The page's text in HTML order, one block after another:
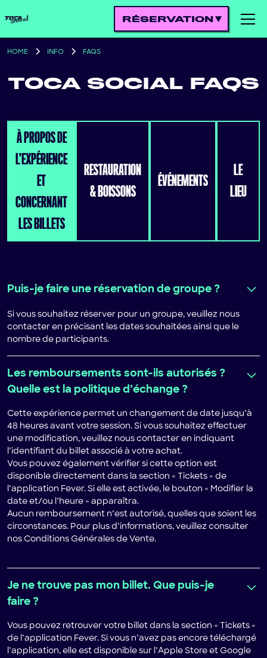
RÉSERVATION
HOME INFO FAQS
TOCA SOCIAL FAQS
À PROPOS DE
L’EXPÉRIENCE
ET
CONCERNANT
LES BILLETS
RESTAURATION
& BOISSONS
ÉVÉNEMENTS
LE
LIEU
Puis-je faire une réservation de groupe ?
Si vous souhaitez réserver pour un groupe, veuillez nous
contacter en précisant les dates souhaitées ainsi que le
nombre de participants.
Les remboursements sont-ils autorisés ?
Quelle est la politique d’échange ?
Cette expérience permet un changement de date jusqu’à
48 heures avant votre session. Si vous souhaitez effectuer
une modification, veuillez nous contacter en indiquant
l’identifiant du billet associé à votre achat.
Vous pouvez également vérifier si cette option est
disponible directement dans la section « Tickets » de
l’application Fever. Si elle est activée, le bouton « Modifier la
date et/ou l’heure » apparaîtra.
Aucun remboursement n’est autorisé, quelles que soient les
circonstances. Pour plus d’informations, veuillez consulter
nos Conditions Générales de Vente.
Je ne trouve pas mon billet. Que puis-je
faire ?
Vous pouvez retrouver votre billet dans la section « Tickets »
de l’application Fever. Si vous n’avez pas encore téléchargé
l’application, elle est disponible sur l’Apple Store et Google